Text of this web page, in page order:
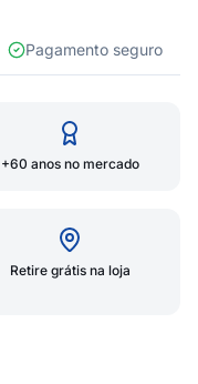
Pagamento seguro
+60 anos no mercado
Retire grátis na loja